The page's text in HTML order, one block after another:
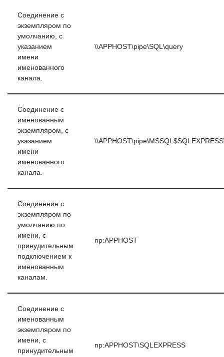
Соединение с
экземпляром по
умолчанию, с
указанием
имени
именованного
канала.
\\APPHOST\pipe\SQL\query
Соединение с
именованным
экземпляром, с
указанием
имени
именованного
канала.
Соединение с
экземпляром по
умолчанию по
имени, с
принудительным
подключением к
именованным
каналам.
np:APPHOST
Соединение с
именованным
экземпляром по
имени, с
принудительным
np:APPHOST\SQLEXPRESS